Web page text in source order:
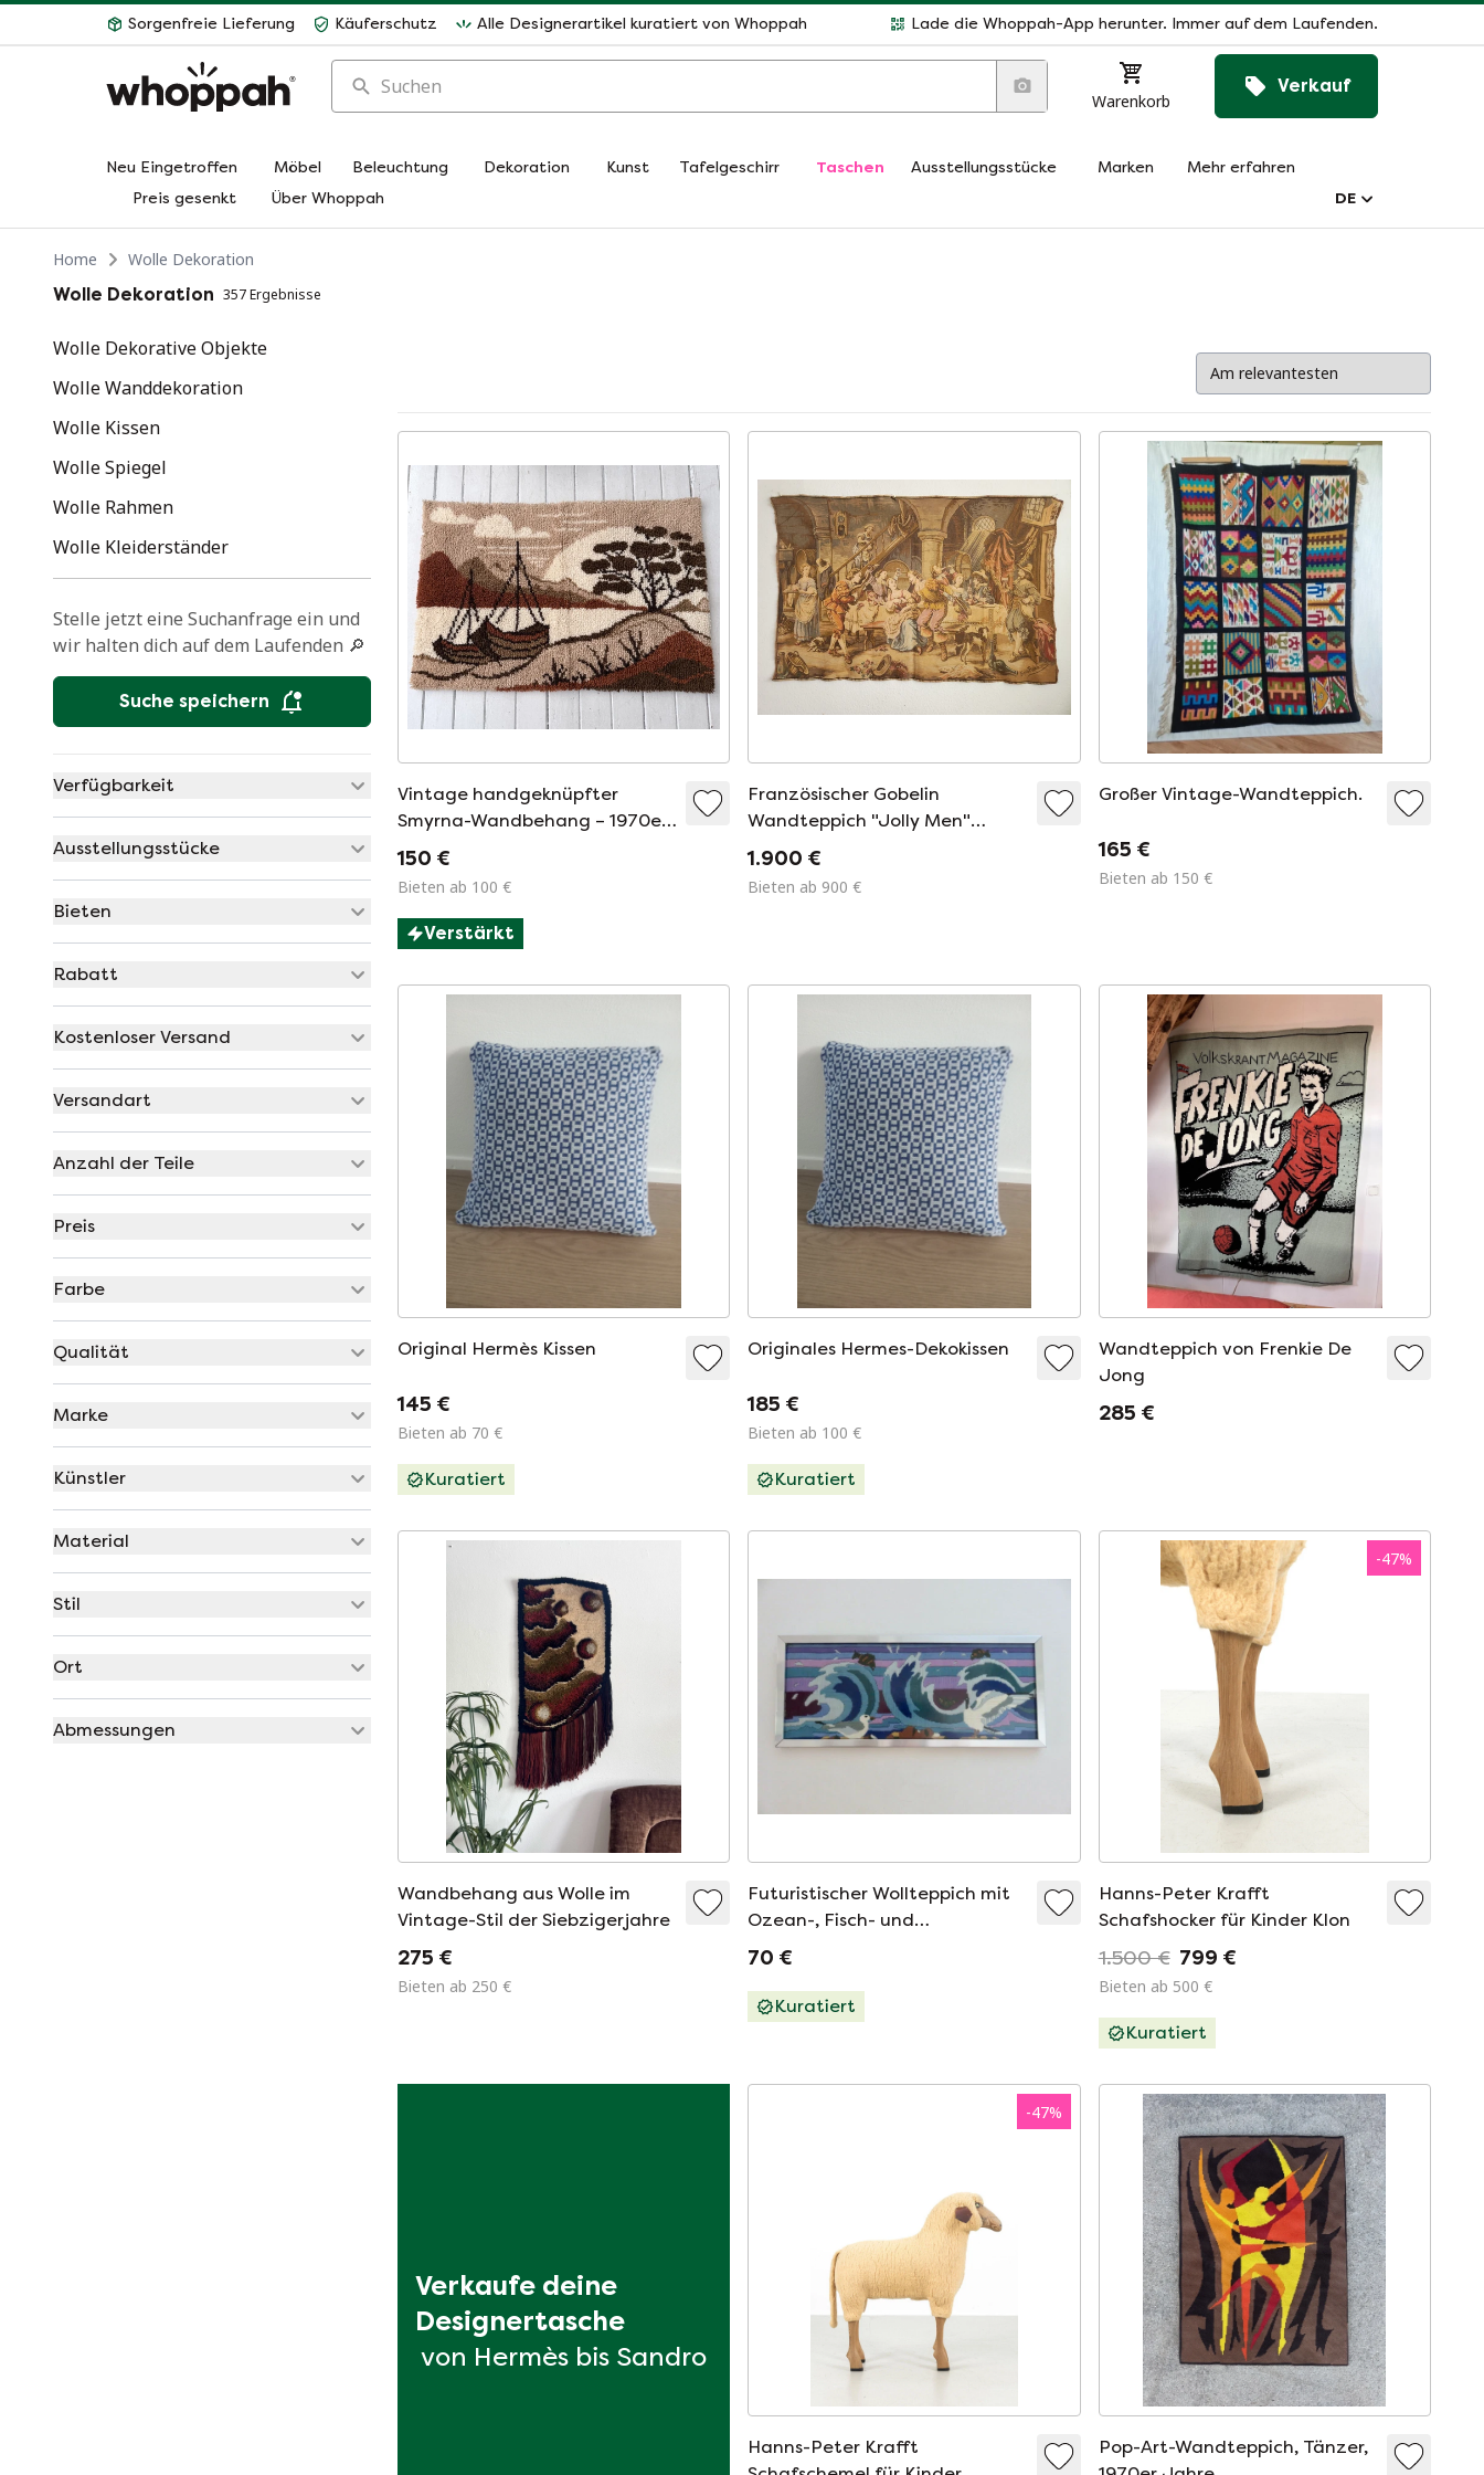
Sorgenfreie Lieferung Käuferschutz Alle Designerartikel kuratiert von Whoppah Lade die Whoppah-App herunter. Immer auf dem Laufenden.
Suchen
Warenkorb
Verkauf
Neu Eingetroffen Möbel Beleuchtung Dekoration Kunst Tafelgeschirr Taschen Ausstellungsstücke Marken
Mehr erfahren
Preis gesenkt
Über Whoppah DE
Home
Wolle Dekoration
Wolle Dekoration 357 Ergebnisse
Wolle Dekorative Objekte
Wolle Wanddekoration
Wolle Kissen
Wolle Spiegel
Wolle Rahmen
Wolle Kleiderständer
Stelle jetzt eine Suchanfrage ein und
wir halten dich auf dem Laufenden 🔎
Suche speichern
Verfügbarkeit
Ausstellungsstücke
Bieten
Rabatt
Kostenloser Versand
Versandart
Anzahl der Teile
Preis
Farbe
Qualität
Marke
Künstler
Material
Stil
Ort
Abmessungen
Vintage handgeknüpfter
Smyrna-Wandbehang – 1970er
Jahre
150 €
Bieten ab 100 €
Verstärkt
Französischer Gobelin
Wandteppich "Jolly Men"
Tavern/ Pub Scene "D'apres
1.900 €
Bieten ab 900 €
Großer Vintage-Wandteppich.
165 €
Bieten ab 150 €
Original Hermès Kissen
145 €
Bieten ab 70 €
Kuratiert
Originales Hermes-Dekokissen
185 €
Bieten ab 100 €
Kuratiert
Wandteppich von Frenkie De
Jong
285 €
Wandbehang aus Wolle im
Vintage-Stil der Siebzigerjahre
275 €
Bieten ab 250 €
Futuristischer Wollteppich mit
Ozean-, Fisch- und
Möwenmotiv, 1970
70 €
Kuratiert
-47%
Hanns-Peter Krafft
Schafshocker für Kinder Klon
1.500 € 799 €
Bieten ab 500 €
Kuratiert
Verkaufe deine
Designertasche
von Hermès bis Sandro
-47%
Hanns-Peter Krafft
Pop-Art-Wandteppich, Tänzer,